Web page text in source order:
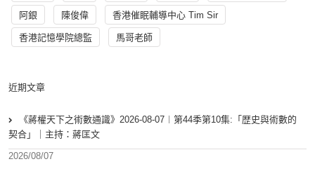
阿銀 陳俊偉 香港催眠輔導中心 Tim Sir
香港記憶學院總監 馬哥老師
近期文章
《蔣權天下之術數通識》2026-08-07︱第44季第10集:「歴史與術數的
契合」｜主持：蔣匡文
2026/08/07